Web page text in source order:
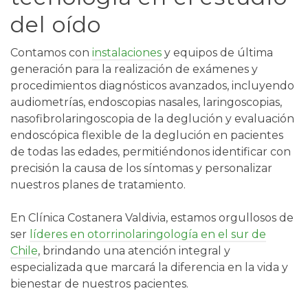
del oído
Contamos con instalaciones y equipos de última
generación para la realización de exámenes y
procedimientos diagnósticos avanzados, incluyendo
audiometrías, endoscopias nasales, laringoscopias,
nasofibrolaringoscopia de la deglución y evaluación
endoscópica flexible de la deglución en pacientes
de todas las edades, permitiéndonos identificar con
precisión la causa de los síntomas y personalizar
nuestros planes de tratamiento.
En Clínica Costanera Valdivia, estamos orgullosos de
ser líderes en otorrinolaringología en el sur de
Chile, brindando una atención integral y
especializada que marcará la diferencia en la vida y
bienestar de nuestros pacientes.